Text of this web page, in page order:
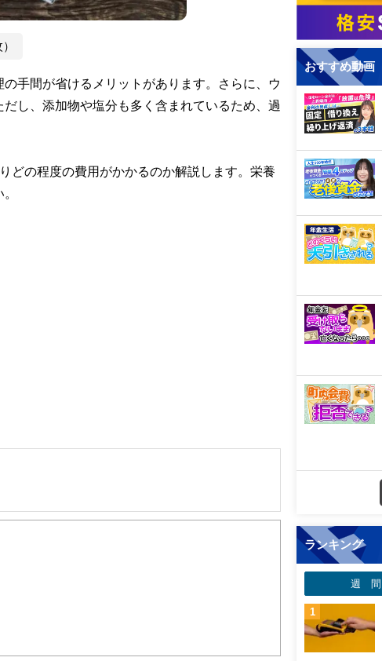
手間が省けるメリットがあります。さらに、ウ
し、添加物や塩分も多く含まれているため、過
どの程度の費用がかかるのか解説します。栄養
を与えるかという視点で、お金の知識がない方でも理解でき
います。
引士、相続診断士、住宅ローンアドバイザー、DCプランナ
ントなど150名以上の有資格者を執筆者・監修者として迎
おすすめ動画
ランキング
週 間